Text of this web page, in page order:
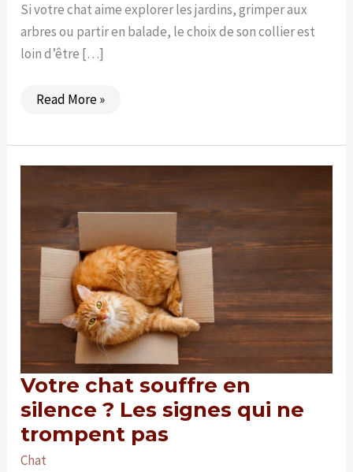
Si votre chat aime explorer les jardins, grimper aux
arbres ou partir en balade, le choix de son collier est
loin d’être […]
Pourquoi
étranglement
Read More »
Votre chat souffre en
silence ? Les signes qui ne
trompent pas
Chat